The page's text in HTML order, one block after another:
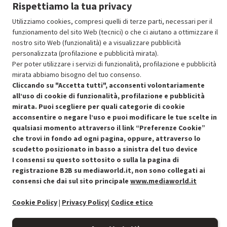
Aggiungi al carrello
SCONTO RICONDIZIONATI
Approfitta dello sconto del 30% sul prodotto ricondizionato.
Condizioni generali di vendita
Cookie Policy
Preferenze cookie
Accessibilità
Recedere dal contratto qui
Rispettiamo la tua privacy
Utilizziamo cookies, compresi quelli di terze parti, necessari per il
funzionamento del sito Web (tecnici) o che ci aiutano a ottimizzare il
nostro sito Web (funzionalità) e a visualizzare pubblicità
personalizzata (profilazione e pubblicità mirata).
Per poter utilizzare i servizi di funzionalità, profilazione e pubblicità
mirata abbiamo bisogno del tuo consenso.
Cliccando su "Accetta tutti", acconsenti volontariamente
all’uso di cookie di funzionalità, profilazione e pubblicità
mirata. Puoi scegliere per quali categorie di cookie
acconsentire o negare l’uso e puoi modificare le tue scelte in
qualsiasi momento attraverso il link “Preferenze Cookie”
che trovi in fondo ad ogni pagina, oppure, attraverso lo
scudetto posizionato in basso a sinistra del tuo device
I consensi su questo sottosito o sulla la pagina di
registrazione B2B su mediaworld.it, non sono collegati ai
consensi che dai sul sito principale www.mediaworld.it
Cookie Policy| Privacy Policy| Codice etico